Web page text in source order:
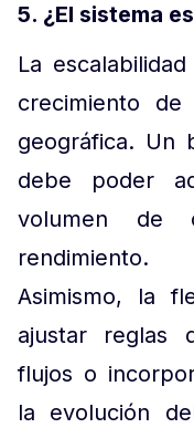
5. ¿El sistema
La
crecimiento
geográfica. Un
debe poder
volumen de
rendimiento.
Asimismo, la
ajustar reglas
flujos o
la evolución